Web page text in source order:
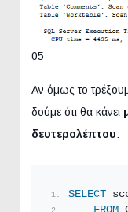
05
Αν όμως το
δούμε ότι θα κάνει
δευτερολέπτου:
SELECT